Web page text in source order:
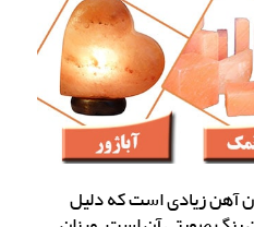
آهن زیادی است که دلیل